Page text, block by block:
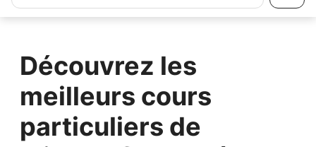
Découvrez les
meilleurs cours
particuliers de